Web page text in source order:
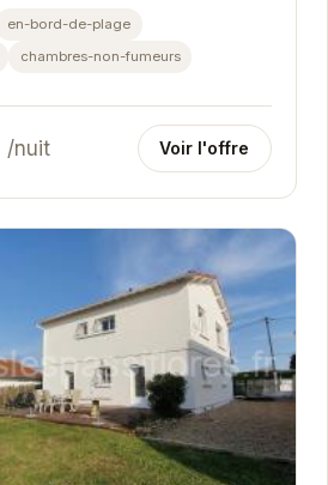
en-bord-de-plage
chambres-non-fumeurs
/nuit Voir l'offre